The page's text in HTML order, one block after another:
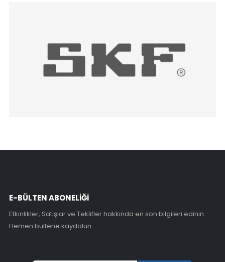
E-BÜLTEN ABONELİĞİ
Etkinlikler, Satışlar ve Teklifler hakkında en son bilgileri edinin.
Hemen bültene kaydolun.